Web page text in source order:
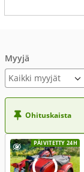
Myyjä
Kaikki myyjät
Ohituskaista
PÄIVITETTY 24H